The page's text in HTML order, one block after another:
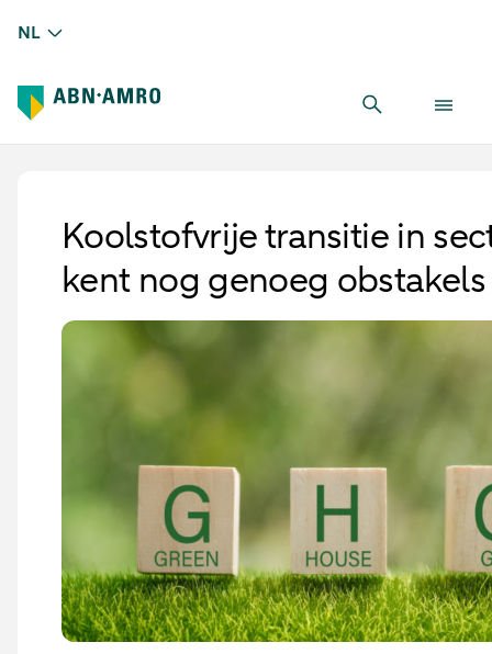
NL
Koolstofvrije transitie in
kent nog genoeg obstakels